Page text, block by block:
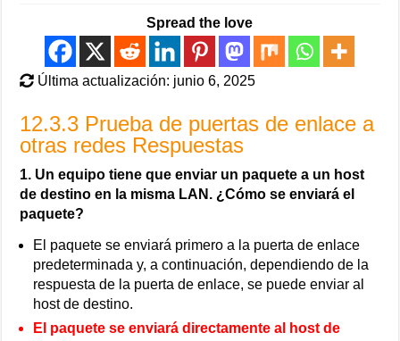
Spread the love
Última actualización: junio 6, 2025
12.3.3 Prueba de puertas de enlace a
otras redes Respuestas
1. Un equipo tiene que enviar un paquete a un host
de destino en la misma LAN. ¿Cómo se enviará el
paquete?
El paquete se enviará primero a la puerta de enlace
predeterminada y, a continuación, dependiendo de la
respuesta de la puerta de enlace, se puede enviar al
host de destino.
El paquete se enviará directamente al host de